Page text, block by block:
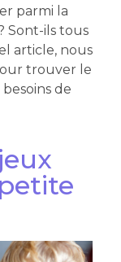
parmi la
Sont-ils tous
article, nous
trouver le
de